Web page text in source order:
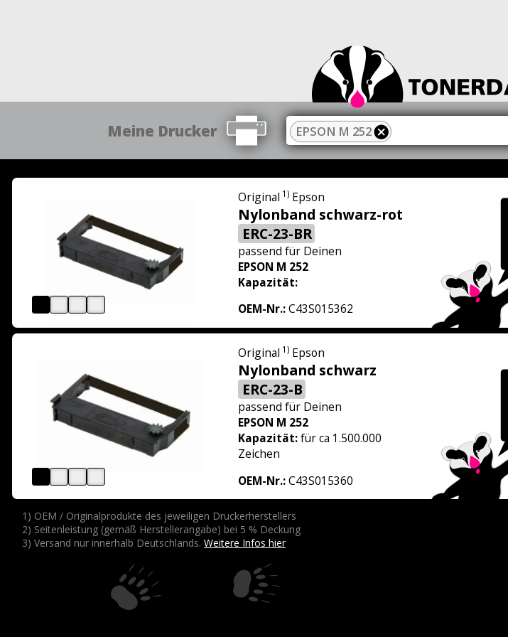
Meine Drucker EPSON M 252
Original 1) Epson
Nylonband schwarz-rot
ERC-23-BR
passend für Deinen
EPSON M 252
Kapazität:
OEM-Nr.:C43S015362
Original 1) Epson
Nylonband schwarz
ERC-23-B
passend für Deinen
EPSON M 252
Kapazität:für ca 1.500.000
Zeichen
OEM-Nr.:C43S015360
1) OEM / Originalprodukte des jeweiligen Druckerherstellers
2) Seitenleistung (gemäß Herstellerangabe) bei 5 % Deckung
3) Versand nur innerhalb Deutschlands.Weitere Infos hier